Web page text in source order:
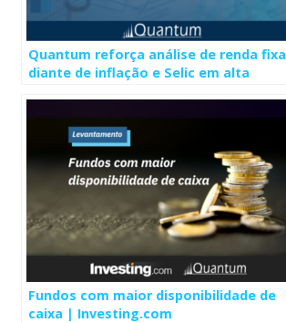
Quantum reforça análise de renda fixa
diante de inflação e Selic em alta
Fundos com maior disponibilidade de
caixa | Investing.com